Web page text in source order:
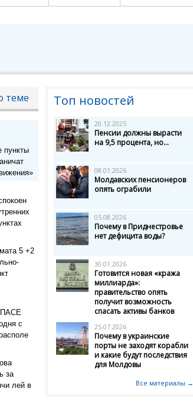
теме
пункты
5 +2
ПАСЕ
с
за
лей в
Топ новостей
20.12.2025
Пенсии должны вырасти
на 9,5 процента, но...
08.01.2026
Молдавских пенсионеров
опять ограбили
05.08.2026
Почему в Приднестровье
нет дефицита воды?
30.01.2026
Готовится новая «кража
миллиарда»:
правительство опять
получит возможность
спасать активы банков
25.07.2026
Почему в украинские
порты не заходят корабли
и какие будут последствия
для Молдовы
Все материалы →